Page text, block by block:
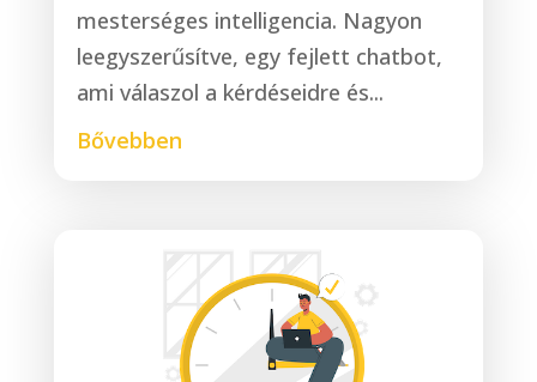
mesterséges intelligencia. Nagyon
leegyszerűsítve, egy fejlett chatbot,
ami válaszol a kérdéseidre és...
Bővebben